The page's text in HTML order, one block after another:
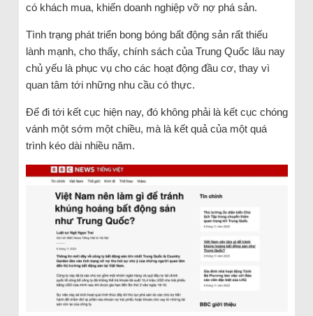
có khách mua, khiến doanh nghiệp vỡ nợ phá sản.
Tình trạng phát triển bong bóng bất động sản rất thiếu
lành mạnh, cho thấy, chính sách của Trung Quốc lâu nay
chủ yếu là phục vụ cho các hoạt động đầu cơ, thay vì
quan tâm tới những nhu cầu có thực.
Để đi tới kết cục hiện nay, đó không phải là kết cục chóng
vánh một sớm một chiều, mà là kết quả của một quá
trình kéo dài nhiều năm.